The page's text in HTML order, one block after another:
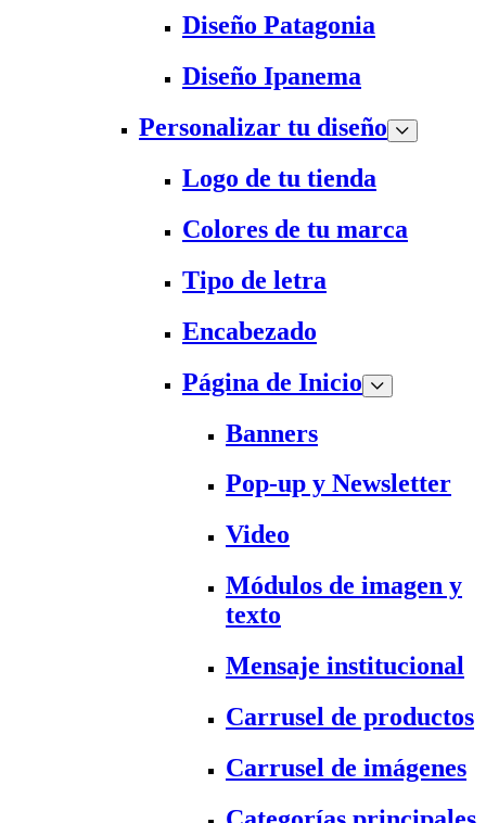
Diseño Patagonia
Diseño Ipanema
Personalizar tu diseño
Logo de tu tienda
Colores de tu marca
Tipo de letra
Encabezado
Página de Inicio
Banners
Pop-up y Newsletter
Video
Módulos de imagen y
texto
Mensaje institucional
Carrusel de productos
Carrusel de imágenes